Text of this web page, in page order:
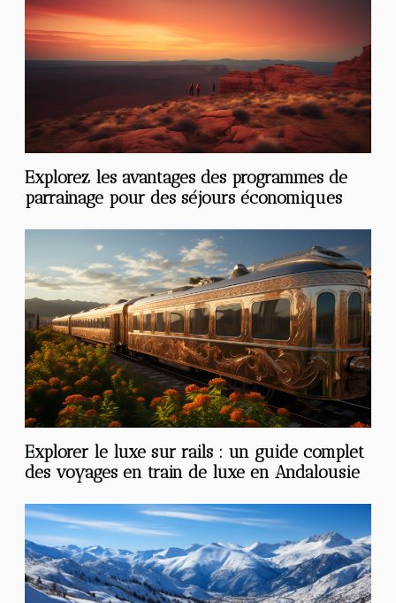
Explorez les avantages des programmes de
parrainage pour des séjours économiques
Explorer le luxe sur rails : un guide complet
des voyages en train de luxe en Andalousie